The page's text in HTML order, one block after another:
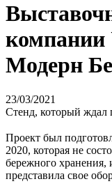
компании
Модерн
23/03/2021
Стенд, который ждал
Проект был
2020, которая не
бережного
представила свое